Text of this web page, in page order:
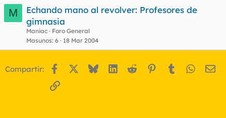
M
Echando mano al revolver: Profesores de
gimnasia
Maniac
Foro General
Masunos 6 18 Mar 2004
Compartir: Facebook BlueskyLinkedIn
Reddit Pinterest
Tumblr
Enlace